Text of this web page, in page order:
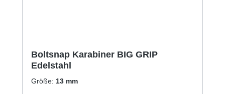
Boltsnap Karabiner BIG GRIP
Edelstahl
Größe: 13 mm